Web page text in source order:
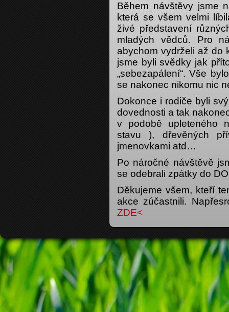
Během návštěvy jsme
která se všem velmi
živé představení
mladých vědců. Pro
abychom vydrželi až do
jsme byli svědky jak
„sebezapálení“. Vše
se nakonec nikomu nic
Dokonce i rodiče byli
dovednosti a tak
v podobě upleteného
stavu ), dřevěných
jmenovkami atd…
Po náročné návštěvě
se odebrali zpátky do
Děkujeme všem, kteří
akce zúčastnili.
ZDE<